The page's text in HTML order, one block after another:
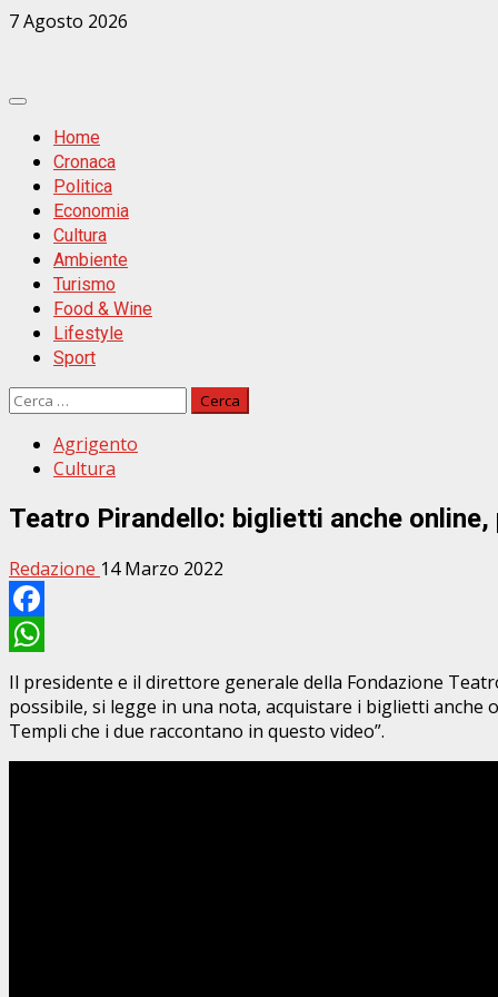
Zum
7 Agosto 2026
Primäres
MenüHome
Cronaca
Politica
Economia
Cultura
Ambiente
Turismo
Food & Wine
Lifestyle
Sport
Ricerca
Agrigento
Cultura
Teatro Pirandello: biglietti anche
Redazione 14 Marzo 2022
Facebook
WhatsApp
Il presidente e il direttore generale della Fondazione
possibile, si legge in una nota, acquistare i biglietti
Templi che i due raccontano in questo video”.